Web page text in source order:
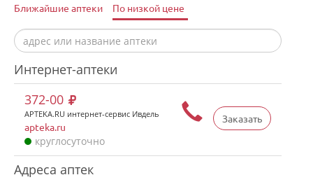
Ближайшие аптеки
По низкой цене
Интернет-аптеки
Заказать
372-00
APTEKA.RU интернет-сервис Ивдель
apteka.ru
круглосуточно
Адреса аптек